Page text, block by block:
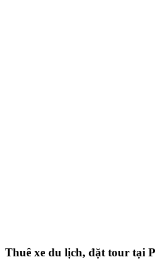
Thuê xe du lịch, đặt tour tại